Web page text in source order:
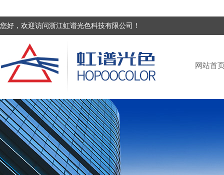
您好，欢迎访问浙江虹谱光色科技有限公司！
网站首